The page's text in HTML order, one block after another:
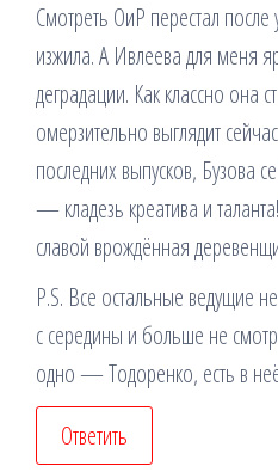
Смотреть ОиР перестал
изжила. А Ивлеева для меня
деградации. Как классно она
омерзительно выглядит
последних выпусков, Бузова
— кладезь креатива и
славой врождённая
P.S. Все остальные ведущие
с середины и больше не
одно — Тодоренко, есть в
Ответить